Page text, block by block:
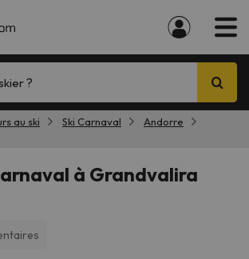
?
au ski Ski Carnaval
Andorre
à Grandvalira